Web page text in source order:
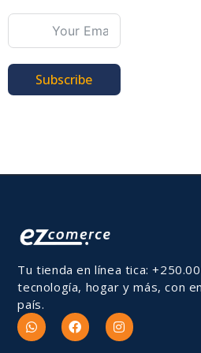
Subscribe
Tu tienda en línea tica:
tecnología, hogar y más, con
país.